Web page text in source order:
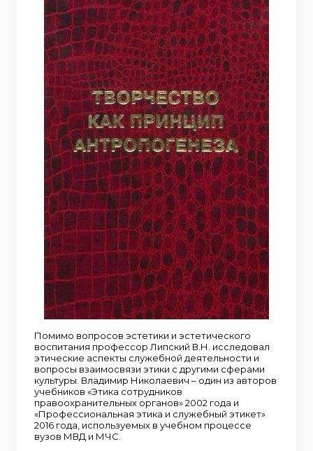
Помимо вопросов эстетики и эстетического
воспитания профессор Липский В.Н. исследовал
этические аспекты служебной деятельности и
вопросы взаимосвязи этики с другими сферами
культуры. Владимир Николаевич – один из авторов
учебников «Этика сотрудников
правоохранительных органов» 2002 года и
«Профессиональная этика и служебный этикет»
2016 года, используемых в учебном процессе
вузов МВД и МЧС.